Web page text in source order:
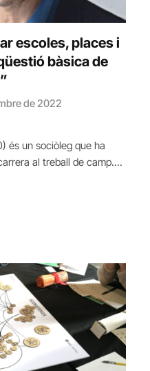
escoles, places i
bàsica de
de 2022
és un sociòleg que ha
al treball de camp.…